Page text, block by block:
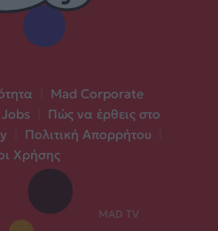
Mad Corporate
Πώς να έρθεις στο
Πολιτική Απορρήτου
Χρήσης
MAD TV